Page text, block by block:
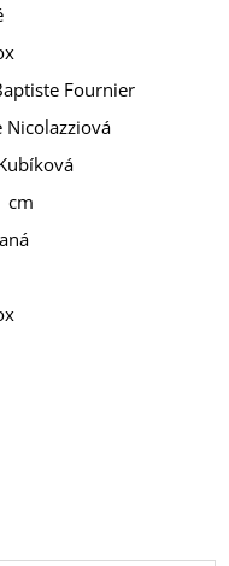
Fournier
Nicolazziová
cm